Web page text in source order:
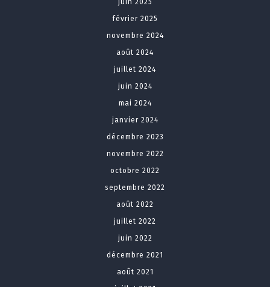
juin 2025
février 2025
novembre 2024
août 2024
juillet 2024
juin 2024
mai 2024
janvier 2024
décembre 2023
novembre 2022
octobre 2022
septembre 2022
août 2022
juillet 2022
juin 2022
décembre 2021
août 2021